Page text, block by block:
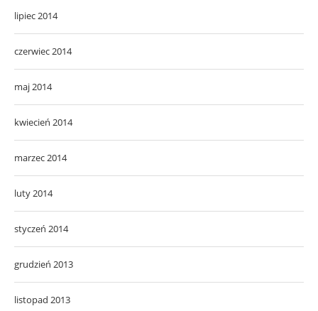
lipiec 2014
czerwiec 2014
maj 2014
kwiecień 2014
marzec 2014
luty 2014
styczeń 2014
grudzień 2013
listopad 2013